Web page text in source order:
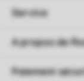
Service
A propos de
Paiement